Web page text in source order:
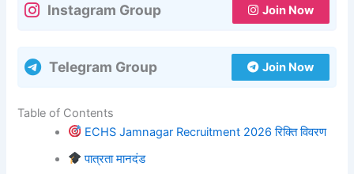
Instagram Group Join Now
Telegram Group Join Now
Table of Contents
ECHS Jamnagar Recruitment 2026 रिक्ति विवरण
पात्रता मानदंड